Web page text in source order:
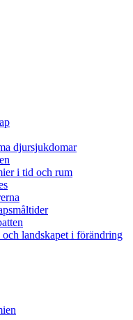
djursjukdomar
i tid och rum
landskapet i förändring